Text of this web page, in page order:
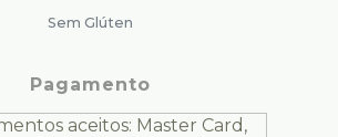
Sem Glúten
Pagamento